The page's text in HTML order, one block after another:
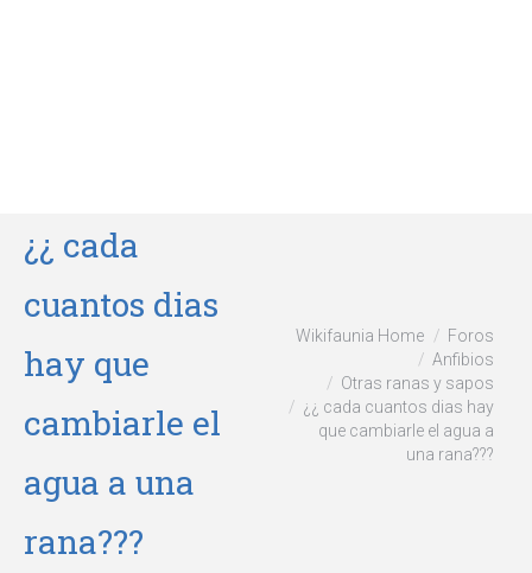
¿¿ cada
cuantos dias
hay que
cambiarle el
agua a una
rana???
Wikifaunia Home
Foros
Anfibios
Otras ranas y sapos
¿¿ cada cuantos dias hay
que cambiarle el agua a
una rana???